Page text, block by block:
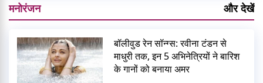
मनोरंजन और देखें
बॉलीवुड रेन सॉन्ग्स: रवीना टंडन से
माधुरी तक, इन 5 अभिनेत्रियों ने बारिश
के गानों को बनाया अमर